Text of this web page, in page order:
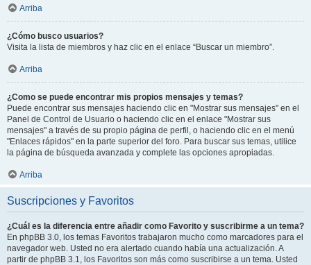
Arriba
¿Cómo busco usuarios?
Visita la lista de miembros y haz clic en el enlace “Buscar un miembro”.
Arriba
¿Como se puede encontrar mis propios mensajes y temas?
Puede encontrar sus mensajes haciendo clic en "Mostrar sus mensajes" en el
Panel de Control de Usuario o haciendo clic en el enlace "Mostrar sus
mensajes" a través de su propio página de perfil, o haciendo clic en el menú
"Enlaces rápidos" en la parte superior del foro. Para buscar sus temas, utilice
la página de búsqueda avanzada y complete las opciones apropiadas.
Arriba
Suscripciones y Favoritos
¿Cuál es la diferencia entre añadir como Favorito y suscribirme a un tema?
En phpBB 3.0, los temas Favoritos trabajaron mucho como marcadores para el
navegador web. Usted no era alertado cuando había una actualización. A
partir de phpBB 3.1, los Favoritos son más como suscribirse a un tema. Usted